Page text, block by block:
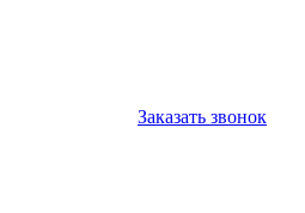
Заказать звонок